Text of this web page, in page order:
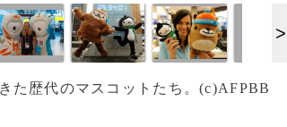
た歴代のマスコットたち。(c)AFPBB